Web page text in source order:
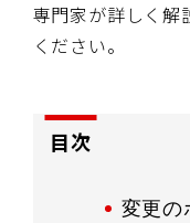
専門家が詳しく解
ください。
目次
変更の